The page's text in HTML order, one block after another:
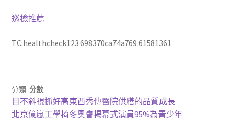
巡檢推薦
TC:healthcheck123 698370ca74a769.61581361
分類: 分數
文
章
上
一
目不斜視抓好高東西秀傳醫院供膳的品質成長
下
北京億嵐工學椅冬奧會揭幕式演員95%為青少年